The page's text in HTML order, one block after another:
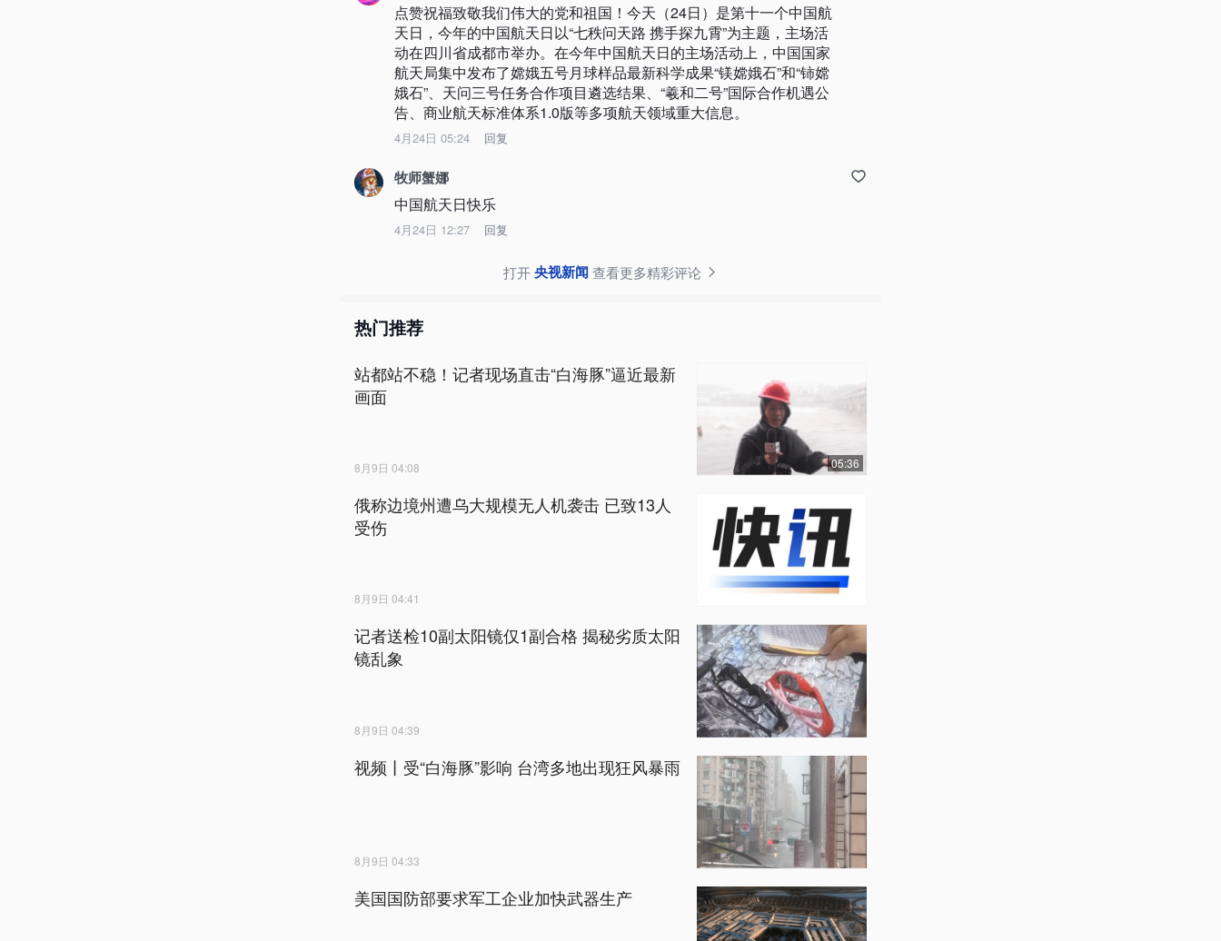
点赞祝福致敬我们伟大的党和祖国！今天（24日）是第十一个中国航
天日，今年的中国航天日以“七秩问天路 携手探九霄”为主题，主场活
动在四川省成都市举办。在今年中国航天日的主场活动上，中国国家
航天局集中发布了嫦娥五号月球样品最新科学成果“镁嫦娥石”和“铈嫦
娥石”、天问三号任务合作项目遴选结果、“羲和二号”国际合作机遇公
告、商业航天标准体系1.0版等多项航天领域重大信息。
4月24日 05:24 回复
牧师蟹娜
中国航天日快乐
4月24日 12:27 回复
打开央视新闻查看更多精彩评论
热门推荐
站都站不稳！记者现场直击“白海豚”逼近最新
画面
8月9日 04:08 05:36
俄称边境州遭乌大规模无人机袭击 已致13人
受伤
8月9日 04:41
记者送检10副太阳镜仅1副合格 揭秘劣质太阳
镜乱象
8月9日 04:39
视频丨受“白海豚”影响 台湾多地出现狂风暴雨
8月9日 04:33
美国国防部要求军工企业加快武器生产